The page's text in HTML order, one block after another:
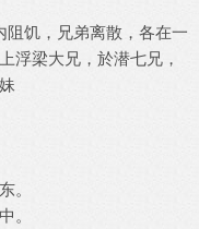
阻饥，兄弟离散，各在一
浮梁大兄，於潜七兄，
。
。